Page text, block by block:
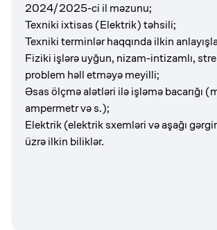
2024/2025-ci il məzunu;
Texniki ixtisas (Elektrik) təhsili;
Texniki terminlər haqqında ilkin
Fiziki işlərə uyğun, nizam-intizamlı,
problem həll etməyə meyilli;
Əsas ölçmə alətləri ilə işləmə bacarığı
ampermetr və s.);
Elektrik (elektrik sxemləri və aşağı
üzrə ilkin biliklər.